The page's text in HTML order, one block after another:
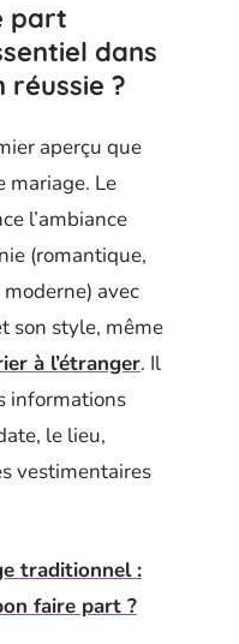
part
dans
réussie ?
aperçu que
mariage. Le
l’ambiance
(romantique,
avec
son style, même
à l’étranger. Il
informations
le lieu,
vestimentaires
traditionnel :
faire part ?